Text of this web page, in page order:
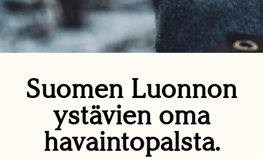
Suomen Luonnon
ystävien oma
havaintopalsta.